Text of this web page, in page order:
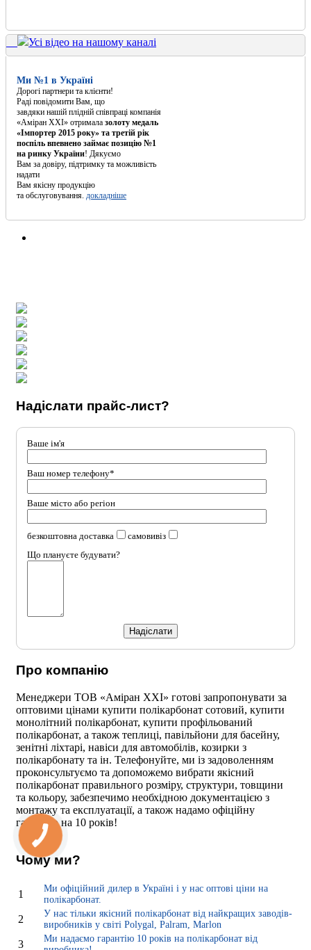
Усі відео на нашому каналі
Ми №1 в Україні
Дорогі партнери та клієнти!
Раді повідомити Вам, що
завдяки нашій плідній співпраці компанія
«Аміран XXI» отримала золоту медаль
«Імпортер 2015 року» та третій рік
поспіль впевнено займає позицію №1
на ринку України! Дякуємо
Вам за довіру, підтримку та можливість
надати
Вам якісну продукцію
та обслуговування. докладніше
Надіслати прайс-лист?
Ваше ім'я
Ваш номер телефону*
Ваше місто або регіон
безкоштовна доставка
самовивіз
Що плануєте будувати?
Про компанію
Менеджери ТОВ «Аміран XXI» готові запропонувати за
оптовими цінами купити полікарбонат сотовий, купити
монолітний полікарбонат, купити профільований
полікарбонат, а також теплиці, павільйони для басейну,
зенітні ліхтарі, навіси для автомобілів, козирки з
полікарбонату та ін. Телефонуйте, ми із задоволенням
проконсультуємо та допоможемо вибрати якісний
полікарбонат правильного розміру, структури, товщини
та кольору, забезпечимо необхідною документацією з
монтажу та експлуатації, а також надамо офіційну
гарантію на 10 років!
Чому ми?
1
Ми офіційний дилер в Україні і у нас оптові ціни на
полікарбонат.
2
У нас тільки якісний полікарбонат від найкращих заводів-
виробників у світі Polygal, Palram, Marlon
3
Ми надаємо гарантію 10 років на полікарбонат від